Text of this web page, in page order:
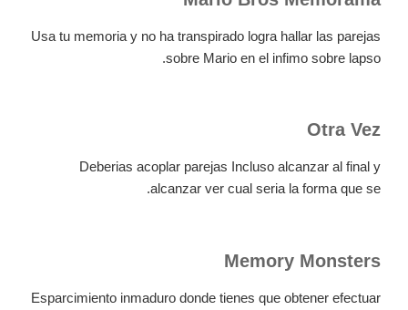
Usa tu memoria y no ha transpirado logra hallar las parejas
sobre Mario en el infimo sobre lapso.
Otra Vez
Deberias acoplar parejas Incluso alcanzar al final y
alcanzar ver cual seria la forma que se.
Memory Monsters
Esparcimiento inmaduro donde tienes que obtener efectuar